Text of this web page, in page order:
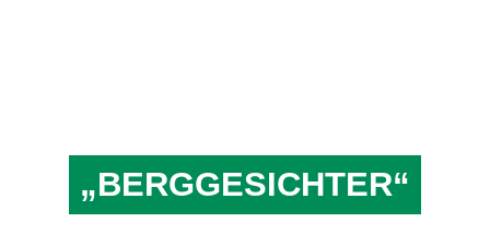
„BERGGESICHTER“